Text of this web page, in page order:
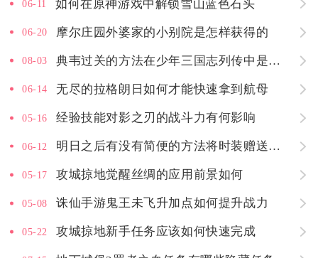
06-11 如何在原神游戏中解锁雪山蓝色石头
06-20 摩尔庄园外婆家的小别院是怎样获得的
08-03 典韦过关的方法在少年三国志列传中是什么
06-14 无尽的拉格朗日如何才能快速拿到航母
05-16 经验技能对影之刃的战斗力有何影响
06-12 明日之后有没有简便的方法将时装赠送给好友
05-17 攻城掠地觉醒丝绸的应用前景如何
05-08 诛仙手游鬼王未飞升加点如何提升战力
05-22 攻城掠地新手任务应该如何快速完成